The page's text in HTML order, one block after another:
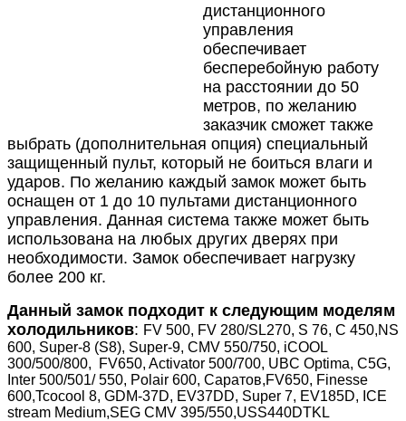
дистанционного
управления
обеспечивает
бесперебойную работу
на расстоянии до 50
метров, по желанию
заказчик сможет также
выбрать (дополнительная опция) специальный
защищенный пульт, который не боиться влаги и
ударов. По желанию каждый замок может быть
оснащен от 1 до 10 пультами дистанционного
управления. Данная система также может быть
использована на любых других дверях при
необходимости. Замок обеспечивает нагрузку
более 200 кг.
Данный замок подходит к следующим моделям
холодильников: FV 500, FV 280/SL270, S 76, C 450,NS
600, Super-8 (S8), Super-9, CMV 550/750, iCOOL
300/500/800, FV650, Activator 500/700, UBC Optima, C5G,
Inter 500/501/ 550, Polair 600, Саратов,FV650, Finesse
600,Tcocool 8, GDM-37D, EV37DD, Super 7, EV185D, ICE
stream Medium,SEG CMV 395/550,USS440DTKL